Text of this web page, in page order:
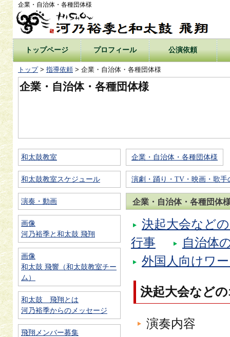
企業・自治体・各種団体様
トップページ プロフィール 公演依頼
トップ> 指導依頼 > 企業・自治体・各種団体様
企業・自治体・各種団体様
企業・自治体・各種団体様
演劇・踊り・TV・映画・歌手
企業・自治体・各種団体
決起大会など
行事
自治体
外国人向けワ
決起大会など
演奏内容
和太鼓教室
和太鼓教室スケジュール
演奏・動画
画像
河乃裕季と和太鼓 飛翔
画像
和太鼓 飛響（和太鼓教室チー
ム）
和太鼓 飛翔とは
河乃裕季からのメッセージ
飛翔メンバー募集